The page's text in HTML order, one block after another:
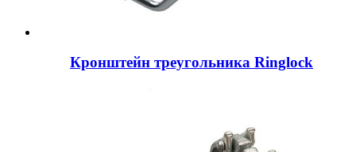
Кронштейн треугольника Ringlock